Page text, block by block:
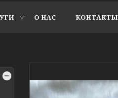
О НАС КОНТАКТЫ